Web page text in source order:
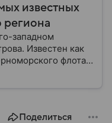
известных
региона
западном
Известен как
флота и
сыгравший
Поделиться